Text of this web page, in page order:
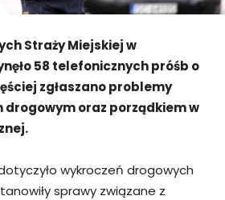
Straży Miejskiej w
58 telefonicznych próśb o
zgłaszano problemy
drogowym oraz porządkiem w
wykroczeń drogowych
sprawy związane z